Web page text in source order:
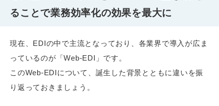
ることで業務効率化の効果を最大に
現在、EDIの中で主流となっており、各業界で導入が広ま
っているのが「Web-EDI」です。
このWeb-EDIについて、誕生した背景とともに違いを振
り返っておきましょう。